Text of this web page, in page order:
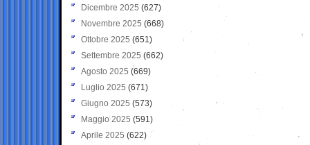
Dicembre 2025 (627)
Novembre 2025 (668)
Ottobre 2025 (651)
Settembre 2025 (662)
Agosto 2025 (669)
Luglio 2025 (671)
Giugno 2025 (573)
Maggio 2025 (591)
Aprile 2025 (622)